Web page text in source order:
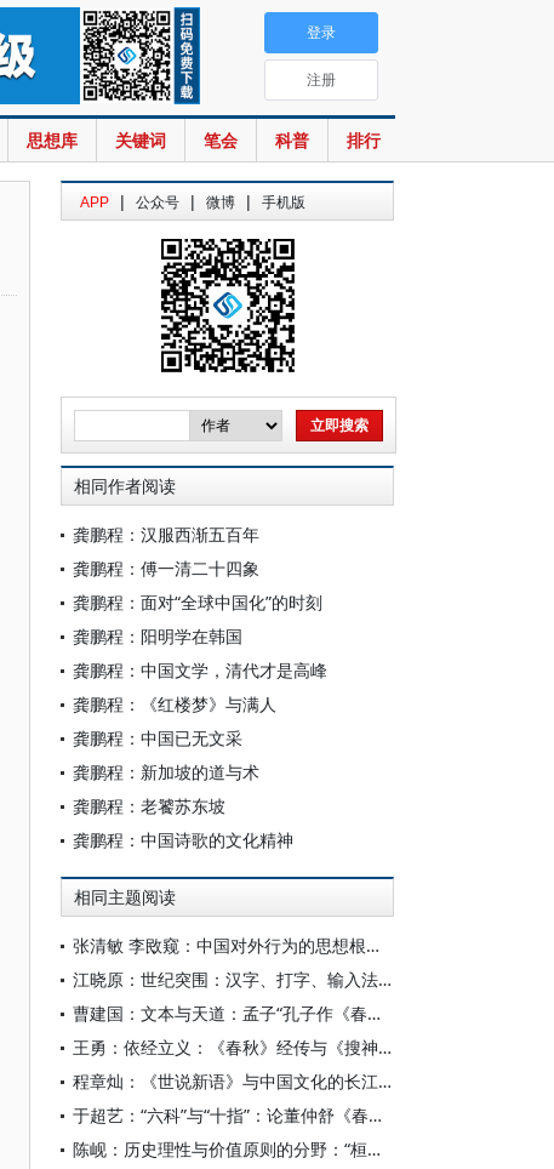
思想库 关键词 笔会 科普 排行
登录
注册
APP | 公众号 | 微博 | 手机版
相同作者阅读
龚鹏程：汉服西渐五百年
龚鹏程：傅一清二十四象
龚鹏程：面对“全球中国化”的时刻
龚鹏程：阳明学在韩国
龚鹏程：中国文学，清代才是高峰
龚鹏程：《红楼梦》与满人
龚鹏程：中国已无文采
龚鹏程：新加坡的道与术
龚鹏程：老饕苏东坡
龚鹏程：中国诗歌的文化精神
相同主题阅读
张清敏 李敃窥：中国对外行为的思想根源探析
江晓原：世纪突围：汉字、打字、输入法与中国文化的命运
曹建国：文本与天道：孟子“孔子作《春秋》”说的知识与思想
王勇：依经立义：《春秋》经传与《搜神记》的神异书写
程章灿：《世说新语》与中国文化的长江时代
于超艺：“六科”与“十指”：论董仲舒《春秋》学的一个向度
陈岘：历史理性与价值原则的分野：“桓文之事”的政治哲学诠释